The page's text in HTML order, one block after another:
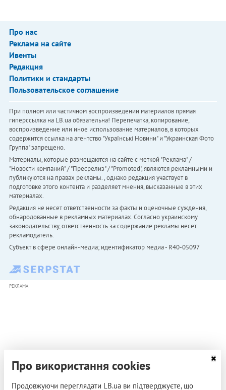
Про нас
Реклама на сайте
Ивенты
Редакция
Политики и стандарты
Пользовательское соглашение
При полном или частичном воспроизведении материалов прямая
гиперссылка на LB.ua обязательна! Перепечатка, копирование,
воспроизведение или иное использование материалов, в которых
содержится ссылка на агентство "Українськi Новини" и "Украинская Фото
Группа" запрещено.
Материалы, которые размещаются на сайте с меткой "Реклама" /
"Новости компаний" / "Пресрелиз" / "Promoted", являются рекламными и
публикуются на правах рекламы. , однако редакция участвует в
подготовке этого контента и разделяет мнения, высказанные в этих
материалах.
Редакция не несет ответственности за факты и оценочные суждения,
обнародованные в рекламных материалах. Согласно украинскому
законодательству, ответственность за содержание рекламы несет
рекламодатель.
Субъект в сфере онлайн-медиа; идентификатор медиа - R40-05097
РЕКЛАМА
Про використання cookies
Продовжуючи переглядати LB.ua ви підтверджуєте, що